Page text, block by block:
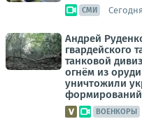
СМИ
Андрей
гвардейского
танковой
огнём из
уничтожили
ВОЕНКОРЫ